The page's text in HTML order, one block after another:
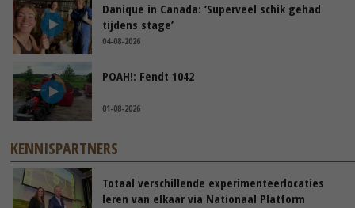
Danique in Canada: ‘Superveel schik gehad
tijdens stage’
04-08-2026
POAH!: Fendt 1042
01-08-2026
KENNISPARTNERS
Totaal verschillende experimenteerlocaties
leren van elkaar via Nationaal Platform